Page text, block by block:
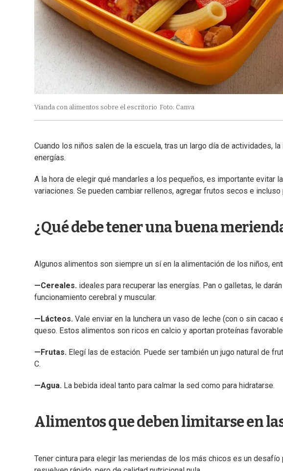
Vianda con alimentos sobre el escritorio Foto: Canva
Cuando los niños salen de la escuela, tras un largo día de actividades, la
energías.
A la hora de elegir qué mandarles a los pequeños, es importante evitar
variaciones. Se pueden cambiar rellenos, agregar frutos secos e incluso
¿Qué debe tener una buena
Algunos alimentos son siempre un sí en la alimentación de los niños,
—Cereales. ideales para recuperar las energías. Pan o galletas, le
funcionamiento cerebral y muscular.
—Lácteos. Vale enviar en la lunchera un vaso de leche (con o sin
queso. Estos alimentos son ricos en calcio y aportan proteínas
—Frutas. Elegí las de estación. Puede ser también un jugo natural de
C.
—Agua. La bebida ideal tanto para calmar la sed como para hidratarse.
Alimentos que deben limitarse en
Tener cintura para elegir las meriendas de los más chicos es un